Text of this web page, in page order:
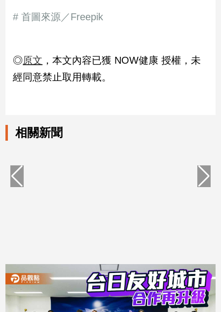
# 首圖來源／Freepik
◎原文 ，本文內容已獲 NOW健康 授權，未
經同意禁止取用轉載。
相關新聞